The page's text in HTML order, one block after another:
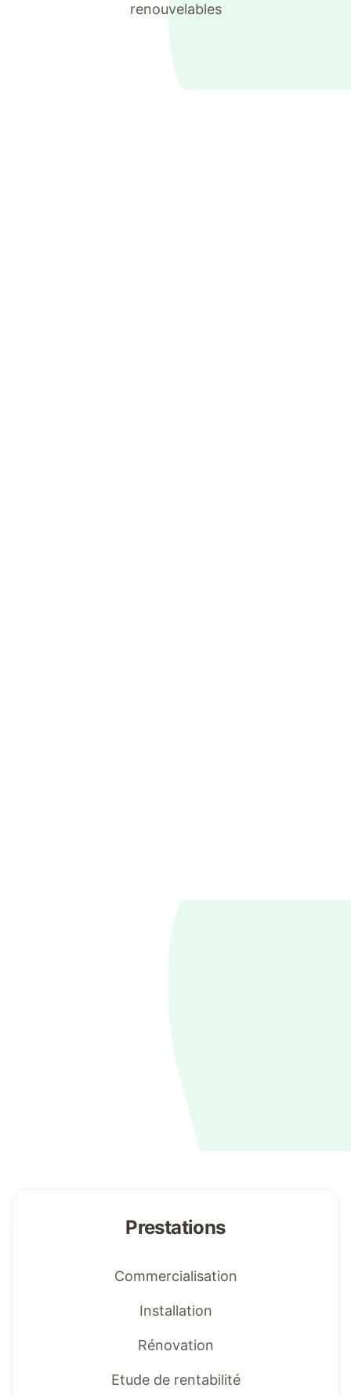
renouvelables
Prestations
Commercialisation
Installation
Rénovation
Etude de rentabilité